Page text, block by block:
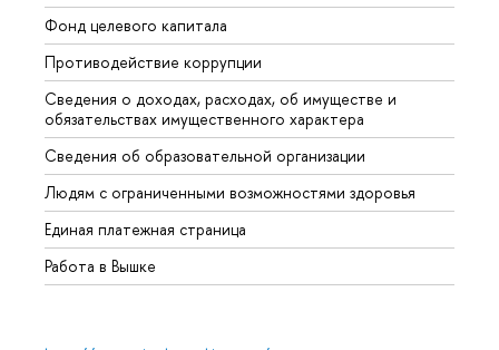
Фонд целевого капитала
Противодействие коррупции
Сведения о доходах, расходах, об имуществе и
обязательствах имущественного характера
Сведения об образовательной организации
Людям с ограниченными возможностями здоровья
Единая платежная страница
Работа в Вышке